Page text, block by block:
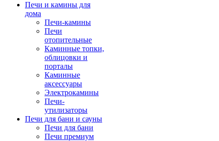
Печи и камины для
дома
Печи-камины
Печи
отопительные
Каминные топки,
облицовки и
порталы
Каминные
аксессуары
Электрокамины
Печи-
утилизаторы
Печи для бани и сауны
Печи для бани
Печи премиум